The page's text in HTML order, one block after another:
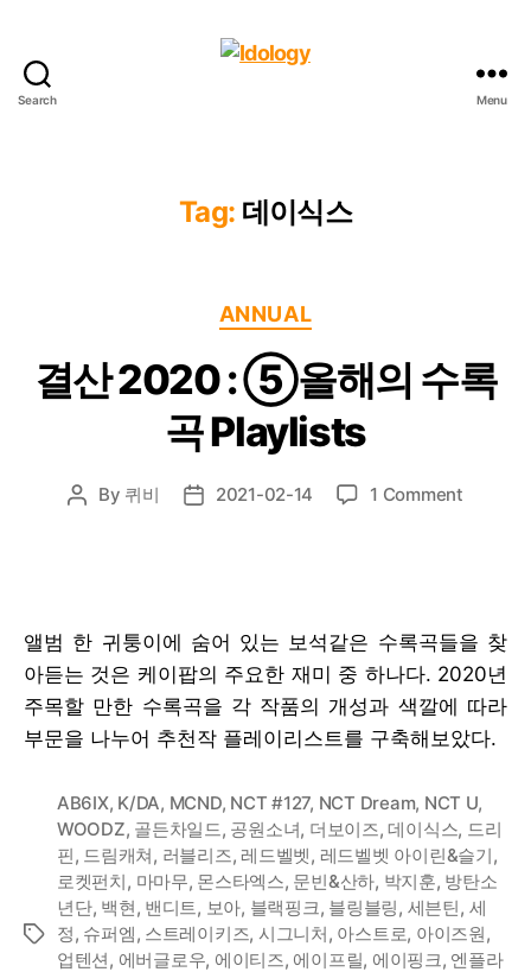
Search Menu
Tag: 데이식스
Categories
ANNUAL
결산 2020 : ⑤올해의 수록
곡 Playlists
Post
By 퀴비
Post2021-02-14 1 Commenton
올
해
의
수
록
앨범 한 귀퉁이에 숨어 있는 보석같은 수록곡들을 찾
아듣는 것은 케이팝의 주요한 재미 중 하나다. 2020년
주목할 만한 수록곡을 각 작품의 개성과 색깔에 따라
부문을 나누어 추천작 플레이리스트를 구축해보았다.
Tags
AB6IX, K/DA, MCND, NCT #127, NCT Dream, NCT U,
WOODZ, 골든차일드, 공원소녀, 더보이즈,데이식스, 드리
핀, 드림캐쳐, 러블리즈, 레드벨벳, 레드벨벳 아이린&슬기,
로켓펀치, 마마무, 몬스타엑스, 문빈&산하, 박지훈, 방탄소
년단, 백현, 밴디트, 보아, 블랙핑크, 블링블링, 세븐틴, 세
정, 슈퍼엠, 스트레이키즈, 시그니처, 아스트로, 아이즈원,
업텐션, 에버글로우, 에이티즈, 에이프릴, 에이핑크, 엔플라